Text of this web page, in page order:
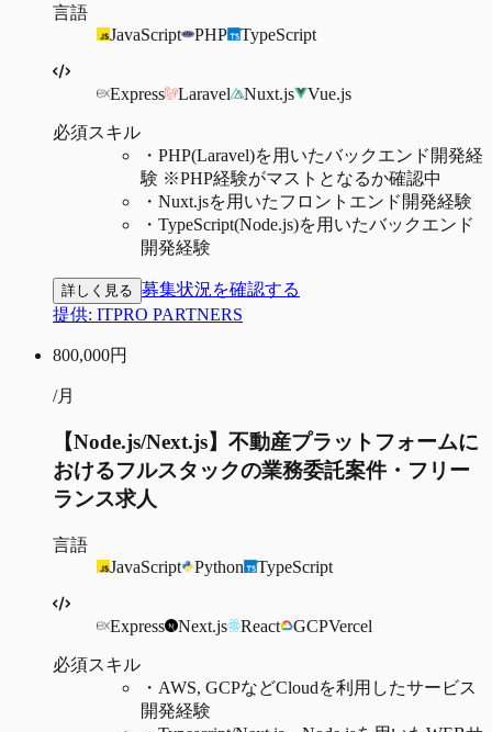
言語
JavaScript
PHP TypeScript
Express Laravel Nuxt.js Vue.js
必須スキル
・ PHP(Laravel)を用いたバックエンド開発経
験 ※PHP経験がマストとなるか確認中
・ Nuxt.jsを用いたフロントエンド開発経験
・ TypeScript(Node.js)を用いたバックエンド
開発経験
詳しく見る 募集状況を確認する
提供: ITPRO PARTNERS
800,000円
/月
【Node.js/Next.js】不動産プラットフォームに
おけるフルスタックの業務委託案件・フリー
ランス求人
言語
JavaScript
Python TypeScript
Express Next.js React GCPVercel
必須スキル
・ AWS, GCPなどCloudを利用したサービス
開発経験